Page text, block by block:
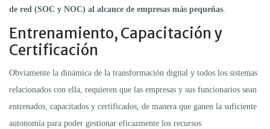
de red (SOC y NOC) al alcance de empresas más pequeñas.
Entrenamiento, Capacitación y
Certificación
Obviamente la dinámica de la transformación digital y todos los sistemas
relacionados con ella, requieren que las empresas y sus funcionarios sean
entrenados, capacitados y certificados, de manera que ganen la suficiente
autonomía para poder gestionar eficazmente los recursos